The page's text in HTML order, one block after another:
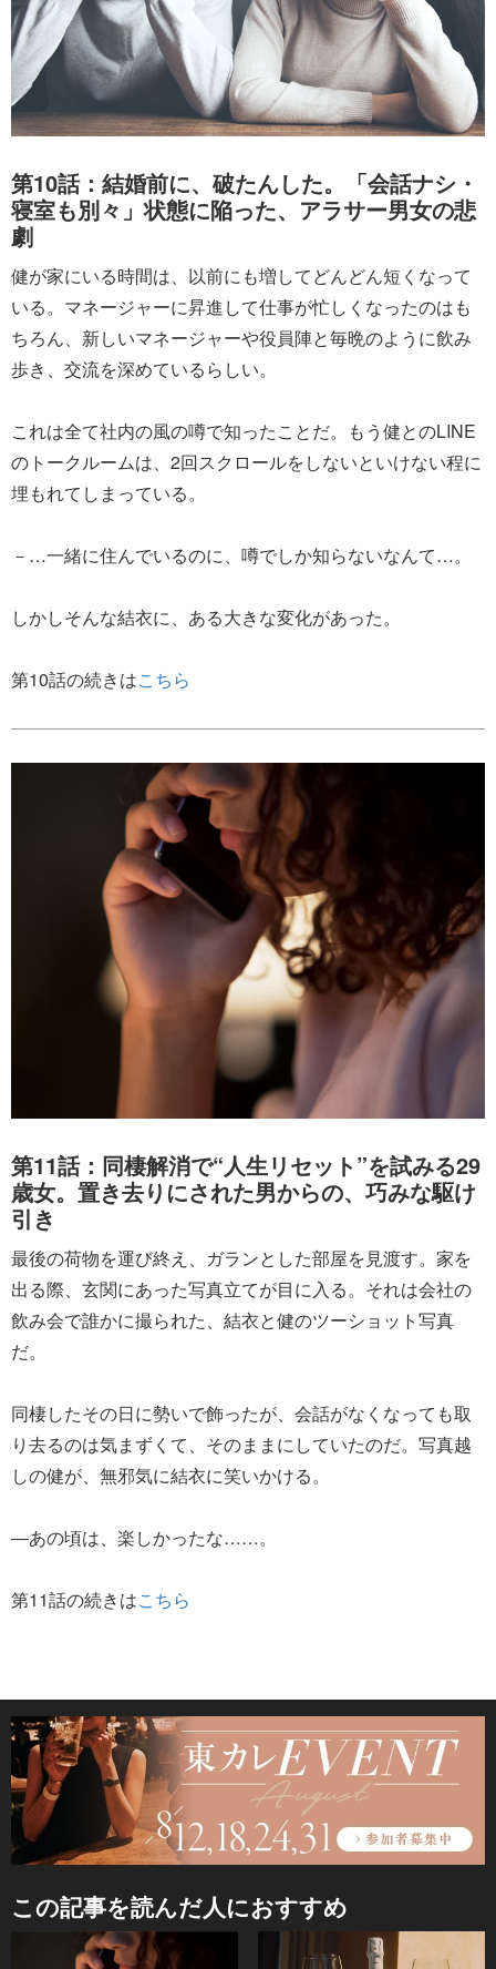
第10話：結婚前に、破たんした。「会話ナシ・
寝室も別々」状態に陥った、アラサー男女の悲
劇
健が家にいる時間は、以前にも増してどんどん短くなって
いる。マネージャーに昇進して仕事が忙しくなったのはも
ちろん、新しいマネージャーや役員陣と毎晩のように飲み
歩き、交流を深めているらしい。
これは全て社内の風の噂で知ったことだ。もう健とのLINE
のトークルームは、2回スクロールをしないといけない程に
埋もれてしまっている。
－…一緒に住んでいるのに、噂でしか知らないなんて…。
しかしそんな結衣に、ある大きな変化があった。
第10話の続きはこちら
第11話：同棲解消で“人生リセット”を試みる29
歳女。置き去りにされた男からの、巧みな駆け
引き
最後の荷物を運び終え、ガランとした部屋を見渡す。家を
出る際、玄関にあった写真立てが目に入る。それは会社の
飲み会で誰かに撮られた、結衣と健のツーショット写真
だ。
同棲したその日に勢いで飾ったが、会話がなくなっても取
り去るのは気まずくて、そのままにしていたのだ。写真越
しの健が、無邪気に結衣に笑いかける。
―あの頃は、楽しかったな……。
第11話の続きはこちら
この記事を読んだ人におすすめ